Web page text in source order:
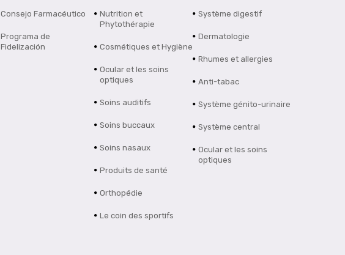
Consejo Farmacéutico
Programa de
Fidelización
Nutrition et
Phytothérapie
Cosmétiques et Hygiène
Ocular et les soins
optiques
Soins auditifs
Soins buccaux
Soins nasaux
Produits de santé
Orthopédie
Le coin des sportifs
Système digestif
Dermatologie
Rhumes et allergies
Anti-tabac
Système génito-urinaire
Système central
Ocular et les soins
optiques